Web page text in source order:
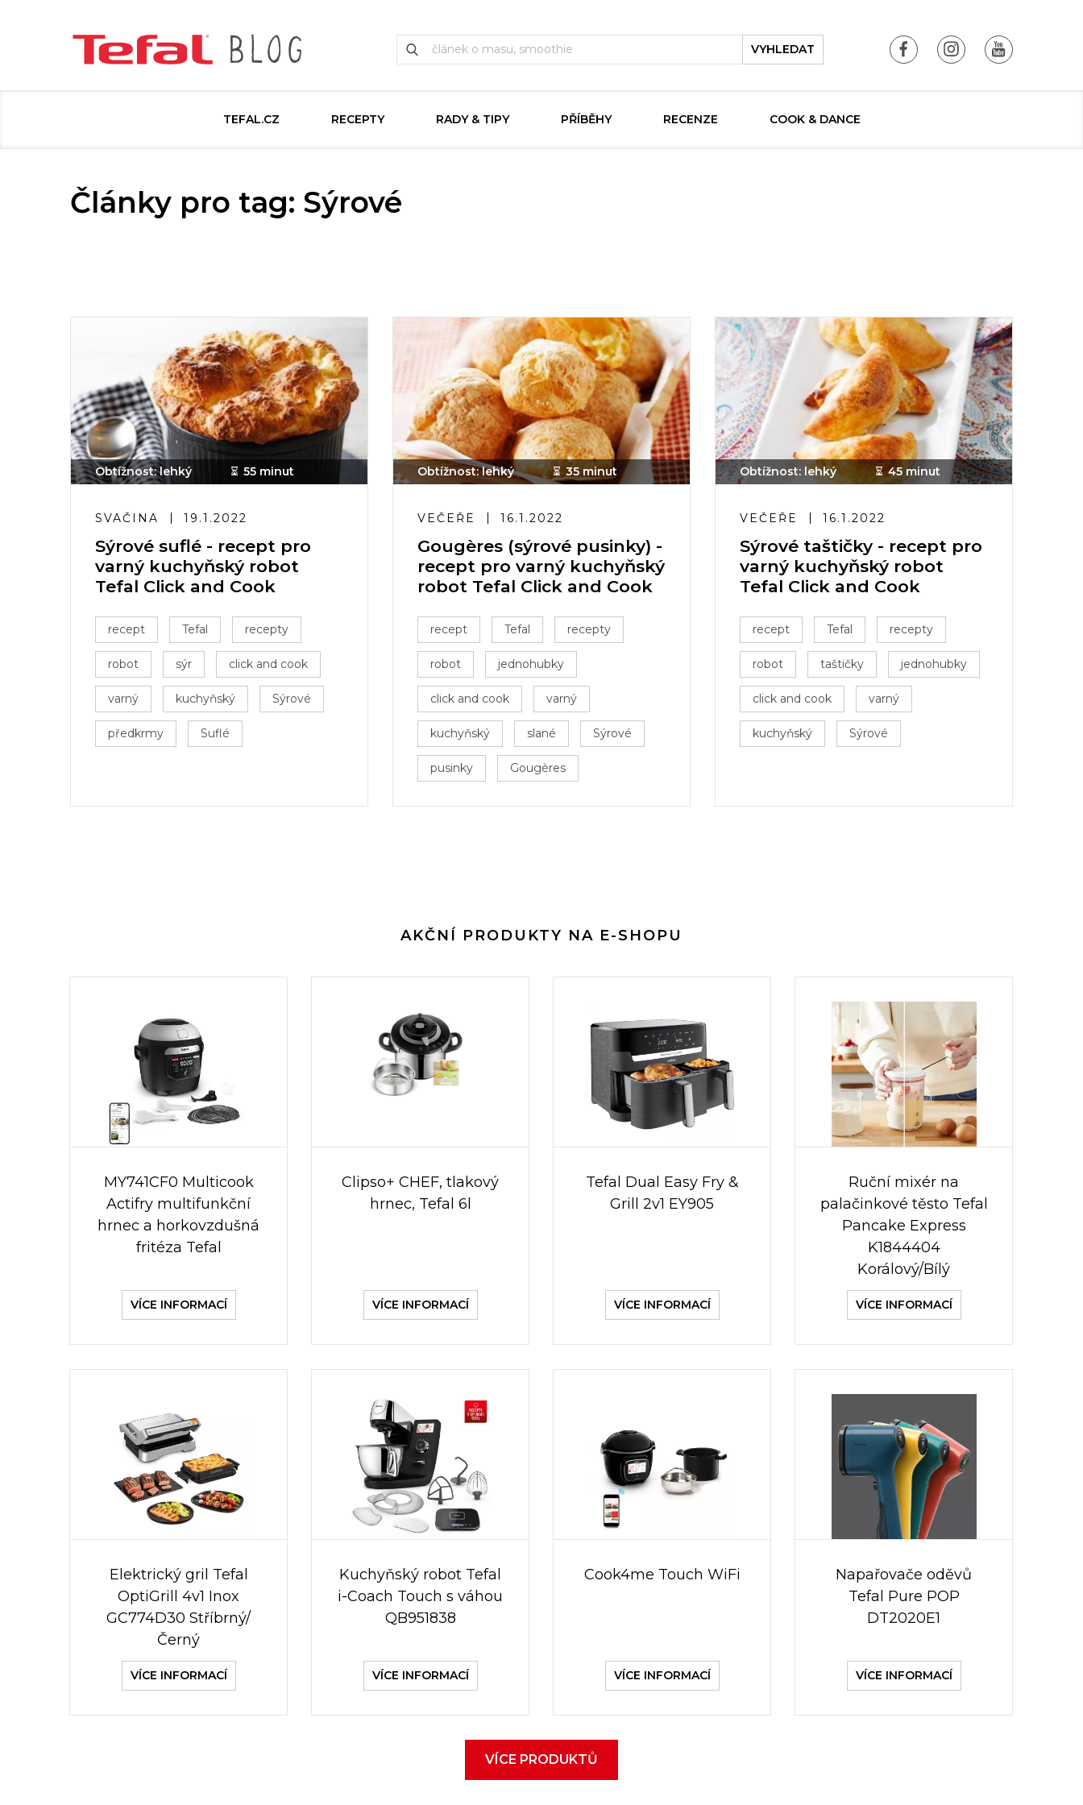
VYHLEDAT
TEFAL.CZ RECEPTY RADY & TIPY PŘÍBĚHY RECENZE COOK & DANCE
Články pro tag: Sýrové
Obtížnost: lehký 55 minut
SVAČINA 19.1.2022
Sýrové suflé - recept pro
varný kuchyňský robot
Tefal Click and Cook
recept Tefal recepty
robot sýr click and cook
varný kuchyňský Sýrové
předkrmy Suflé
Obtížnost: lehký 35 minut
VEČEŘE 16.1.2022
Gougères (sýrové pusinky) -
recept pro varný kuchyňský
robot Tefal Click and Cook
recept Tefal recepty
robot jednohubky
click and cook varný
kuchyňský slané Sýrové
pusinky Gougères
Obtížnost: lehký 45 minut
VEČEŘE 16.1.2022
Sýrové taštičky - recept pro
varný kuchyňský robot
Tefal Click and Cook
recept Tefal recepty
robot taštičky jednohubky
click and cook varný
kuchyňský Sýrové
AKČNÍ PRODUKTY NA E-SHOPU
MY741CF0 Multicook
Actifry multifunkční
hrnec a horkovzdušná
fritéza Tefal
VÍCE INFORMACÍ
Clipso+ CHEF, tlakový
hrnec, Tefal 6l
VÍCE INFORMACÍ
Tefal Dual Easy Fry &
Grill 2v1 EY905
VÍCE INFORMACÍ
Ruční mixér na
palačinkové těsto Tefal
Pancake Express
K1844404
Korálový/Bílý
VÍCE INFORMACÍ
Elektrický gril Tefal
OptiGrill 4v1 Inox
GC774D30 Stříbrný/
Černý
VÍCE INFORMACÍ
Kuchyňský robot Tefal
i-Coach Touch s váhou
QB951838
VÍCE INFORMACÍ
Cook4me Touch WiFi
VÍCE INFORMACÍ
Napařovače oděvů
Tefal Pure POP
DT2020E1
VÍCE INFORMACÍ
VÍCE PRODUKTŮ